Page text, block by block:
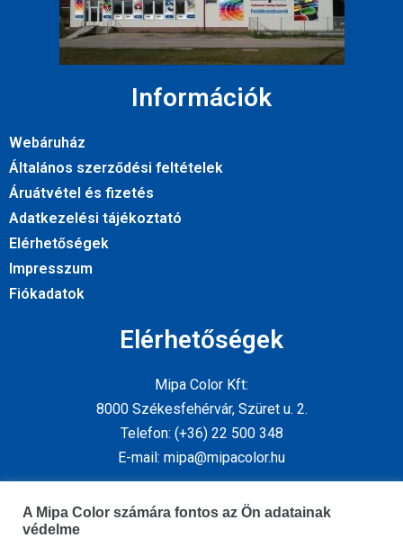
Információk
Webáruház
Általános szerződési feltételek
Áruátvétel és fizetés
Adatkezelési tájékoztató
Elérhetőségek
Impresszum
Fiókadatok
Elérhetőségek
Mipa Color Kft:
8000 Székesfehérvár, Szüret u. 2.
Telefon: (+36) 22 500 348
E-mail: mipa@mipacolor.hu
Kövess minket
A Mipa Color számára fontos az Ön adatainak
védelme